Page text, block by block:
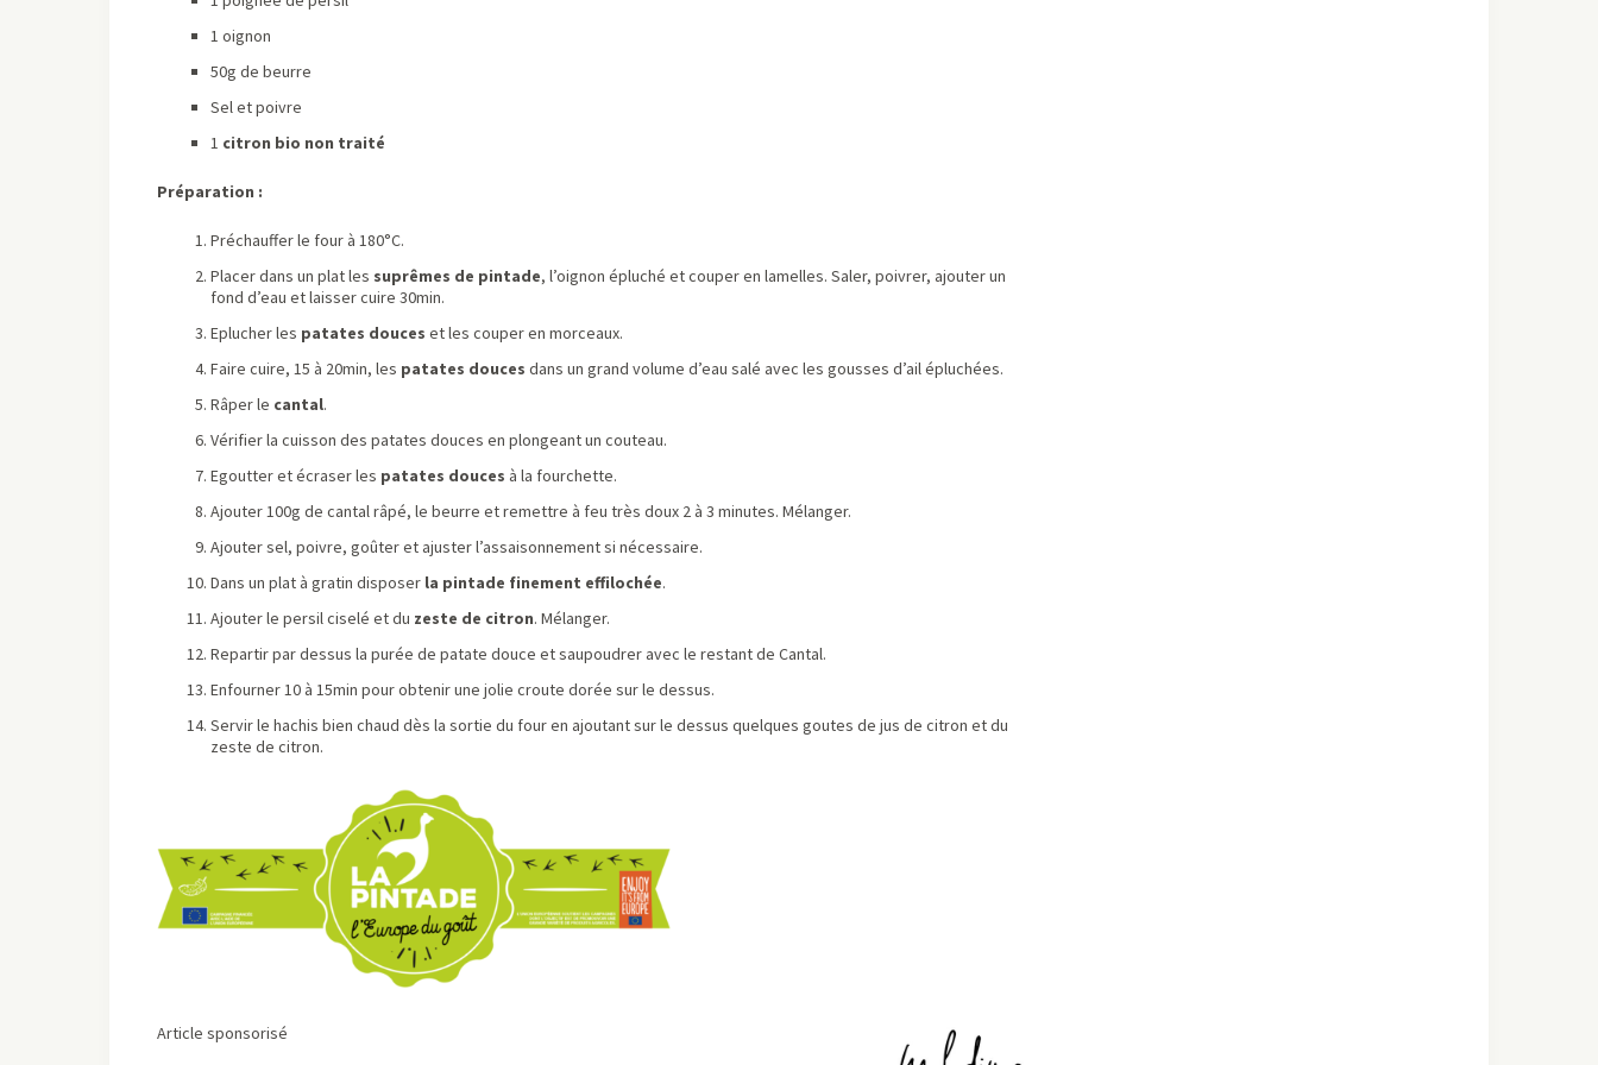
1 oignon
50g de beurre
Sel et poivre
1 citron bio non traité
Préparation :
Préchauffer le four à 180°C.
Placer dans un plat les suprêmes de pintade, l’oignon épluché et couper en lamelles. Saler, poivrer, ajouter un
fond d’eau et laisser cuire 30min.
Eplucher les patates douces et les couper en morceaux.
Faire cuire, 15 à 20min, les patates douces dans un grand volume d’eau salé avec les gousses d’ail épluchées.
Râper le cantal.
Vérifier la cuisson des patates douces en plongeant un couteau.
Egoutter et écraser les patates douces à la fourchette.
Ajouter 100g de cantal râpé, le beurre et remettre à feu très doux 2 à 3 minutes. Mélanger.
Ajouter sel, poivre, goûter et ajuster l’assaisonnement si nécessaire.
Dans un plat à gratin disposer la pintade finement effilochée.
Ajouter le persil ciselé et du zeste de citron. Mélanger.
Repartir par dessus la purée de patate douce et saupoudrer avec le restant de Cantal.
Enfourner 10 à 15min pour obtenir une jolie croute dorée sur le dessus.
Servir le hachis bien chaud dès la sortie du four en ajoutant sur le dessus quelques goutes de jus de citron et du
zeste de citron.
Article sponsorisé